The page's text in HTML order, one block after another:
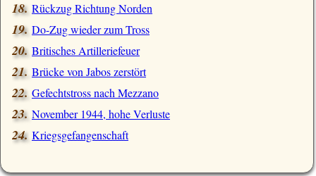
Rückzug Richtung Norden
Do-Zug wieder zum Tross
Britisches Artilleriefeuer
Brücke von Jabos zerstört
Gefechtstross nach Mezzano
November 1944, hohe Verluste
Kriegsgefangenschaft